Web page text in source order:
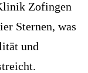
Zofingen
Sternen, was
und